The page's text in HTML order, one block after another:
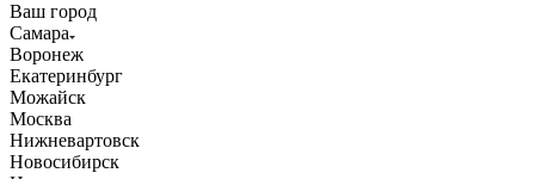
Ваш город
Самара
Воронеж
Екатеринбург
Можайск
Москва
Нижневартовск
Новосибирск